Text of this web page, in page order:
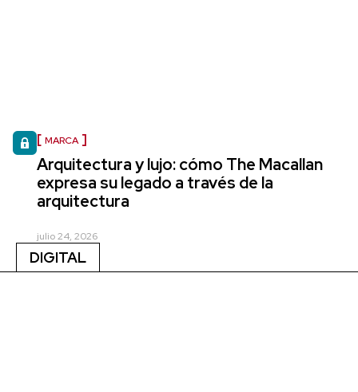
MARCA
Arquitectura y lujo: cómo The Macallan
expresa su legado a través de la
arquitectura
julio 24, 2026
DIGITAL